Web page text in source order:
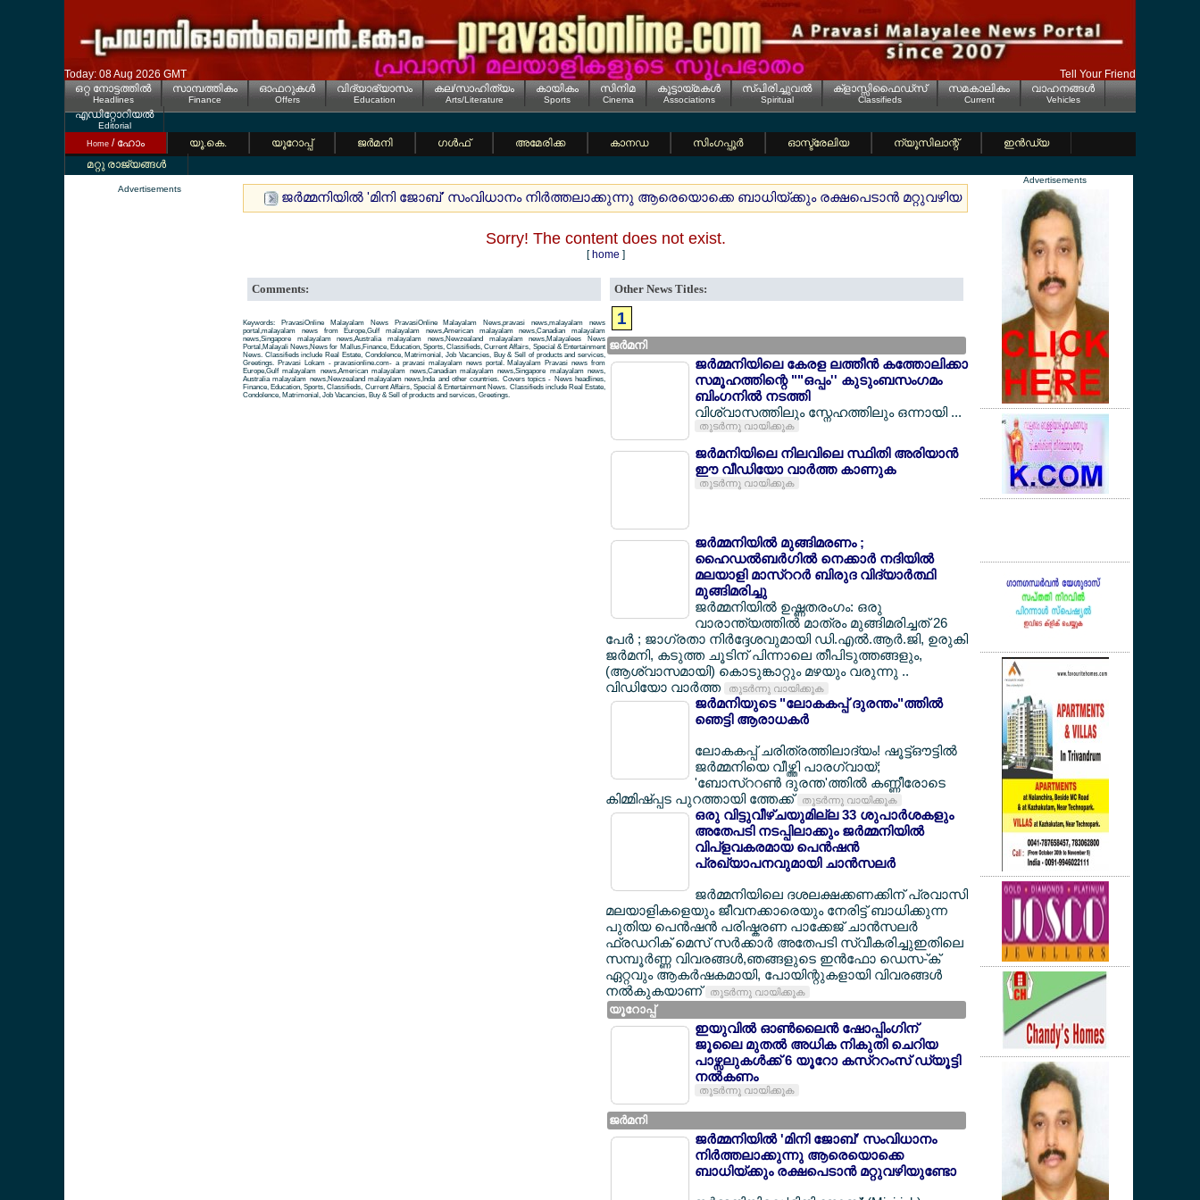
Today: 08 Aug 2026 GMT
Tell Your Friend
ഒറ്റ നോട്ടത്തില്‍
Headlines
സാമ്പത്തികം
Finance
ഓഫറുകള്‍
Offers
വിദ്യാഭ്യാസം
Education
കല/സാഹിത്യം
Arts/Literature
കായികം
Sports
സിനിമ
Cinema
കൂട്ടായ്മകള്‍
Associations
സ്പിരിച്ചുവല്‍
Spiritual
ക്ളാസ്സിഫൈഡ്സ്
Classifieds
സമകാലികം
Current
വാഹനങ്ങള്‍
Vehicles
എഡിറ്റോറിയല്‍
Editorial
Home / ഹോം യൂ.കെ. യൂറോപ്പ് ജര്‍മനി ഗള്‍ഫ് അമേരിക്ക കാനഡ സിംഗപ്പൂര്‍ ഓസ്ട്രേലിയ ന്യൂസിലാന്റ്
ഇന്‍ഡ്യ
മറ്റു രാജ്യങ്ങള്‍
Advertisements
ജര്‍മ്മനിയില്‍ 'മിനി ജോബ്' സംവിധാനം നിര്‍ത്തലാക്കുന്നു ആരെയൊക്കെ ബാധിയ്ക്കും രക്ഷപെടാന്‍ മറ്റുവഴിയുണ്ടോ കുടിയേറ്റക്കാരുടെ
Sorry! The content does not exist.
[ home ]
Comments:
Keywords: PravasiOnline Malayalam News PravasiOnline Malayalam News,pravasi news,malayalam news
portal,malayalam news from Europe,Gulf malayalam news,American malayalam news,Canadian malayalam
news,Singapore malayalam news,Australia malayalam news,Newzealand malayalam news,Malayalees News
Portal,Malayali News,News for Mallus,Finance, Education, Sports, Classifieds, Current Affairs, Special & Entertainment
News. Classifieds include Real Estate, Condolence, Matrimonial, Job Vacancies, Buy & Sell of products and services,
Greetings. Pravasi Lokam - pravasionline.com- a pravasi malayalam news portal. Malayalam Pravasi news from
Europe,Gulf malayalam news,American malayalam news,Canadian malayalam news,Singapore malayalam news,
Australia malayalam news,Newzealand malayalam news,Inda and other countries. Covers topics - News headlines,
Finance, Education, Sports, Classifieds, Current Affairs, Special & Entertainment News. Classifieds include Real Estate,
Condolence, Matrimonial, Job Vacancies, Buy & Sell of products and services, Greetings.
Other News Titles:
1
ജര്‍മനി
ജര്‍മ്മനിയിലെ കേരള ലത്തീന്‍ കത്തോലിക്കാ
സമൂഹത്തിന്റെ ""ഒപ്പം'' കുടുംബസംഗമം
ബിംഗനില്‍ നടത്തി
വിശ്വാസത്തിലും സ്നേഹത്തിലും ഒന്നായി ...
തുടര്‍ന്നു വായിക്കുക
ജര്‍മനിയിലെ നിലവിലെ സ്ഥിതി അരിയാന്‍
ഈ വീഡിയോ വാര്‍ത്ത കാണുക
തുടര്‍ന്നു വായിക്കുക
ജര്‍മ്മനിയില്‍ മുങ്ങിമരണം ;
ഹൈഡല്‍ബര്‍ഗില്‍ നെക്കാര്‍ നദിയില്‍
മലയാളി മാസ്ററര്‍ ബിരുദ വിദ്യാര്‍ത്ഥി
മുങ്ങിമരിച്ചു
ജര്‍മ്മനിയില്‍ ഉഷ്ണതരംഗം: ഒരു
വാരാന്ത്യത്തില്‍ മാത്രം മുങ്ങിമരിച്ചത് 26
പേര്‍ ; ജാഗ്രതാ നിര്‍ദ്ദേശവുമായി ഡി.എല്‍.ആര്‍.ജി, ഉരുകി
ജര്‍മനി, കടുത്ത ചൂടിന് പിന്നാലെ തീപിടുത്തങ്ങളും,
(ആശ്വാസമായി) കൊടുങ്കാറ്റും മഴയും വരുന്നു ..
വിഡിയോ വാര്‍ത്ത
തുടര്‍ന്നു വായിക്കുക
ജര്‍മനിയുടെ "ലോകകപ്പ് ദുരന്തം"ത്തില്‍
ഞെട്ടി ആരാധകര്‍
ലോകകപ്പ് ചരിത്രത്തിലാദ്യം! ഷൂട്ട്ഔട്ടില്‍
ജര്‍മ്മനിയെ വീഴ്ത്തി പാരഗ്വായ്;
'ബോസ്ററണ്‍ ദുരന്ത'ത്തില്‍ കണ്ണീരോടെ
കിമ്മിഷ്പ്പട പുറത്തായി ത്തേക്ക് തുടര്‍ന്നു വായിക്കുക
ഒരു വിട്ടുവീഴ്ചയുമില്ല 33 ശുപാര്‍ശകളും
അതേപടി നടപ്പിലാക്കും ജര്‍മ്മനിയില്‍
വിപ്ളവകരമായ പെന്‍ഷന്‍
പ്രഖ്യാപനവുമായി ചാന്‍സലര്‍
ജര്‍മ്മനിയിലെ ദശലക്ഷക്കണക്കിന് പ്രവാസി
മലയാളികളെയും ജീവനക്കാരെയും നേരിട്ട് ബാധിക്കുന്ന
പുതിയ പെന്‍ഷന്‍ പരിഷ്കരണ പാക്കേജ് ചാന്‍സലര്‍
ഫ്രഡറിക് മെസ് സര്‍ക്കാര്‍ അതേപടി സ്വീകരിച്ചുഇതിലെ
സമ്പൂര്‍ണ്ണ വിവരങ്ങള്‍,ഞങ്ങളുടെ ഇന്‍ഫോ ഡെസ-്ക്
ഏറ്റവും ആകര്‍ഷകമായി, പോയിന്റുകളായി വിവരങ്ങള്‍
നല്‍കുകയാണ് തുടര്‍ന്നു വായിക്കുക
യൂറോപ്പ്
ഇയുവില്‍ ഓണ്‍ലൈന്‍ ഷോപ്പിംഗിന്
ജൂലൈ മുതല്‍ അധിക നികുതി ചെറിയ
പാഴ്സലുകള്‍ക്ക് 6 യൂറോ കസ്ററംസ് ഡ്യൂട്ടി
നല്‍കണം
തുടര്‍ന്നു വായിക്കുക
ജര്‍മനി
ജര്‍മ്മനിയില്‍ 'മിനി ജോബ്' സംവിധാനം
നിര്‍ത്തലാക്കുന്നു ആരെയൊക്കെ
ബാധിയ്ക്കും രക്ഷപെടാന്‍ മറ്റുവഴിയുണ്ടോ
Advertisements